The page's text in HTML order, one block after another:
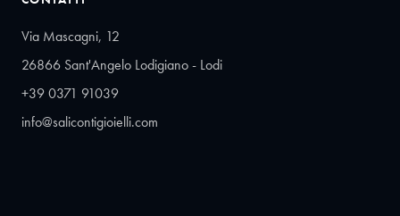
Via Mascagni, 12
26866 Sant'Angelo Lodigiano - Lodi
+39 0371 91039
info@salicontigioielli.com